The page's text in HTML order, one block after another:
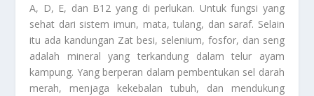
A, D, E, dan B12 yang di perlukan. Untuk fungsi yang
sehat dari sistem imun, mata, tulang, dan saraf. Selain
itu ada kandungan Zat besi, selenium, fosfor, dan seng
adalah mineral yang terkandung dalam telur ayam
kampung. Yang berperan dalam pembentukan sel darah
merah, menjaga kekebalan tubuh, dan mendukung